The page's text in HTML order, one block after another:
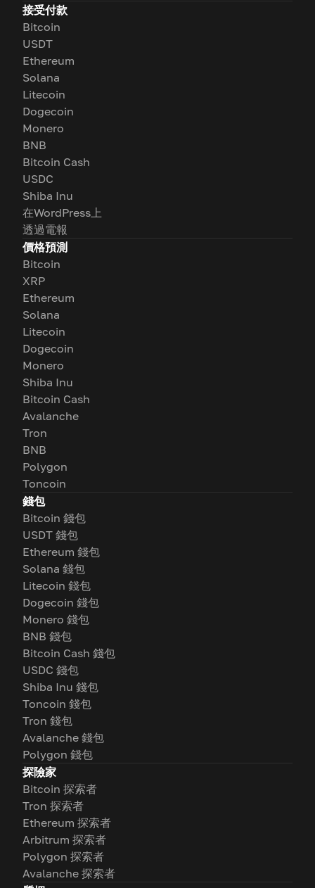
接受付款
Bitcoin
USDT
Ethereum
Solana
Litecoin
Dogecoin
Monero
BNB
Bitcoin Cash
USDC
Shiba Inu
在WordPress上
透過電報
價格預測
Bitcoin
XRP
Ethereum
Solana
Litecoin
Dogecoin
Monero
Shiba Inu
Bitcoin Cash
Avalanche
Tron
BNB
Polygon
Toncoin
錢包
Bitcoin 錢包
USDT 錢包
Ethereum 錢包
Solana 錢包
Litecoin 錢包
Dogecoin 錢包
Monero 錢包
BNB 錢包
Bitcoin Cash 錢包
USDC 錢包
Shiba Inu 錢包
Toncoin 錢包
Tron 錢包
Avalanche 錢包
Polygon 錢包
探險家
Bitcoin 探索者
Tron 探索者
Ethereum 探索者
Arbitrum 探索者
Polygon 探索者
Avalanche 探索者